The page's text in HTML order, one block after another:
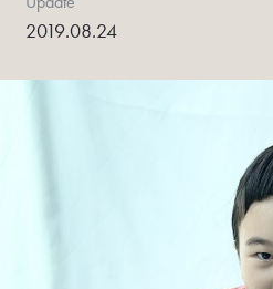
2019.08.24